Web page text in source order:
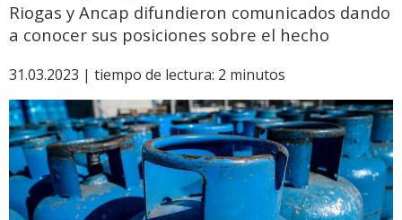
Riogas y Ancap difundieron comunicados dando
a conocer sus posiciones sobre el hecho
31.03.2023 | tiempo de lectura: 2 minutos